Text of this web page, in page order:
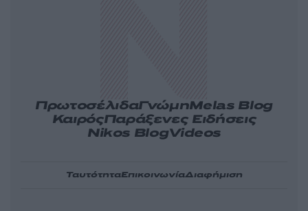
ΠρωτοσέλιδαΓνώμηMelas Blog
ΚαιρόςΠαράξενες Ειδήσεις
Nikos BlogVideos
ΤαυτότηταΕπικοινωνίαΔιαφήμιση